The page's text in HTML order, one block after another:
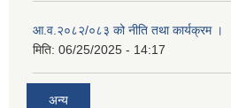
आ.व.२०८२/०८३ को नीति तथा कार्यक्रम ।
मिति: 06/25/2025 - 14:17
अन्य